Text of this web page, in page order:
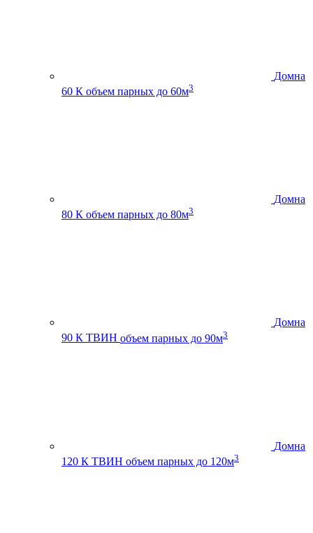
Домна
60 К объем парных до 60м3
Домна
80 К объем парных до 80м3
Домна
90 К ТВИН объем парных до 90м3
Домна
120 К ТВИН объем парных до 120м3